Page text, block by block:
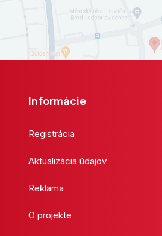
Informácie
Registrácia
Aktualizácia údajov
Reklama
O projekte